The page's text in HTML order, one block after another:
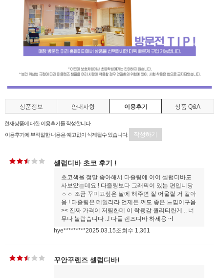
상품정보 안내사항 이용후기 상품 Q&A
현재상품에 대한 이용후기를 작성합니다.
이용후기에 부적절한 내용은 예고없이 삭제될수 있습니다.
작성하기
셀럽디바 초코 후기 !
초코색을 정말 좋아해서 다즐링에 이어 셀럽디바도
사보았는데요 ! 다즐링보다 그래픽이 있는 편입니당
ㅎㅎ 조금 꾸미고싶은 날에 해주면 잘 어울릴 거 같아
용 ! 다즐링은 데일리라 언제든 껴도 좋은 느낌이구욤
>< 진짜 가격이 저렴한데 이 착용감 퀄리티란게 .. 너
무나 놀랍습니다 ..! 다들 렌즈디바 하세용 ~!
hye*********2025.03.15조회수 1,361
꾸안꾸렌즈 셀럽디바!